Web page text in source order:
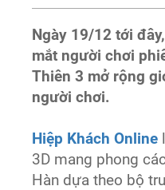
Ngày 19/12 tới
mắt người chơi
Thiên 3 mở rộng
người chơi.
Hiệp Khách Online
3D mang phong
Hàn dựa theo bộ